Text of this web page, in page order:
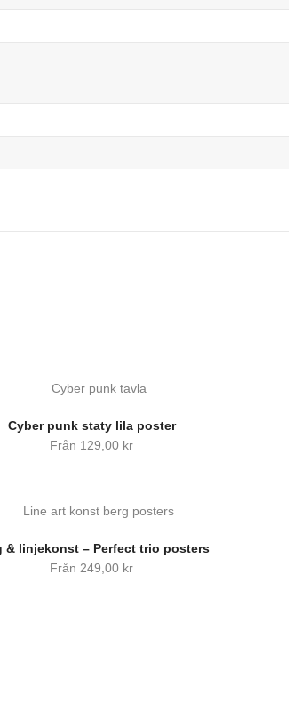
Cyber punk staty lila poster
Från 129,00 kr
& linjekonst – Perfect trio posters
Från 249,00 kr